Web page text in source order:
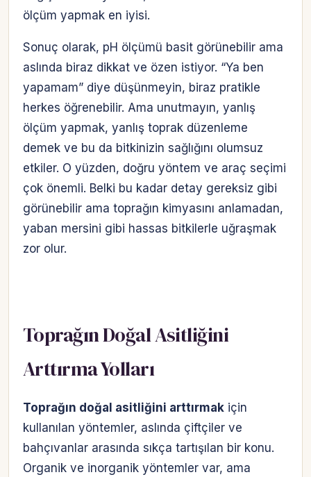
ölçüm yapmak en iyisi.
Sonuç olarak, pH ölçümü basit görünebilir ama
aslında biraz dikkat ve özen istiyor. “Ya ben
yapamam” diye düşünmeyin, biraz pratikle
herkes öğrenebilir. Ama unutmayın, yanlış
ölçüm yapmak, yanlış toprak düzenleme
demek ve bu da bitkinizin sağlığını olumsuz
etkiler. O yüzden, doğru yöntem ve araç seçimi
çok önemli. Belki bu kadar detay gereksiz gibi
görünebilir ama toprağın kimyasını anlamadan,
yaban mersini gibi hassas bitkilerle uğraşmak
zor olur.
Toprağın Doğal Asitliğini
Arttırma Yolları
Toprağın doğal asitliğini arttırmak için
kullanılan yöntemler, aslında çiftçiler ve
bahçıvanlar arasında sıkça tartışılan bir konu.
Organik ve inorganik yöntemler var, ama